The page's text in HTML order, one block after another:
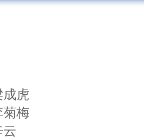
成虎
菊梅